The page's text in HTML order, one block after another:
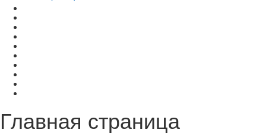
Главная страница